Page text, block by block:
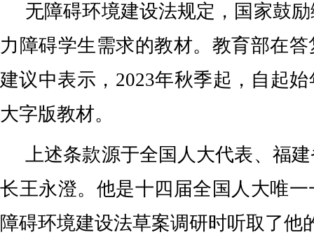
无障碍环境建设法规定，国家鼓
力障碍学生需求的教材。教育部在
建议中表示，2023年秋季起，自起
大字版教材。
上述条款源于全国人大代表、福
长王永澄。他是十四届全国人大唯
障碍环境建设法草案调研时听取了他